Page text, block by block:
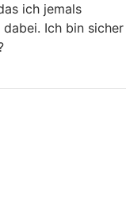
ich jemals
Ich bin sicher